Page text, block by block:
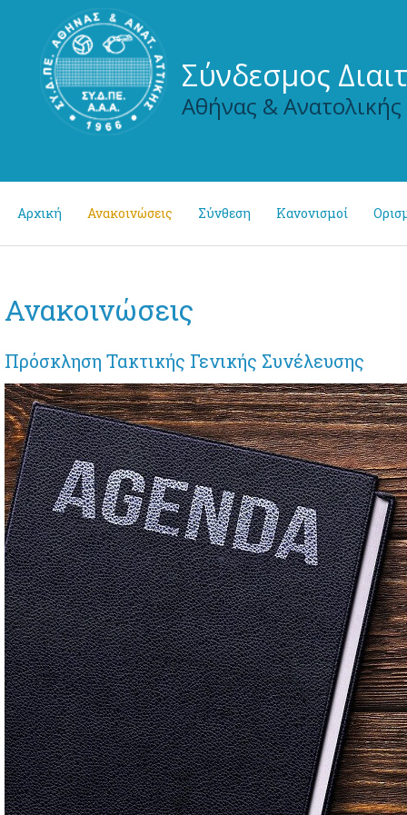
Σύνδεσμος
Αθήνας & Ανατολικής
Αρχική Ανακοινώσεις Σύνθεση Κανονισμοί
Ανακοινώσεις
Πρόσκληση Τακτικής Γενικής Συνέλευσης